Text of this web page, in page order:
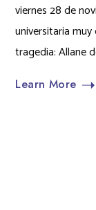
viernes 28 de
universitaria
tragedia: Allane
Learn More